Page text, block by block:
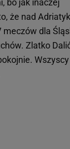
bo jak inaczej
że nad
meczów dla
Zlatko
Wszyscy